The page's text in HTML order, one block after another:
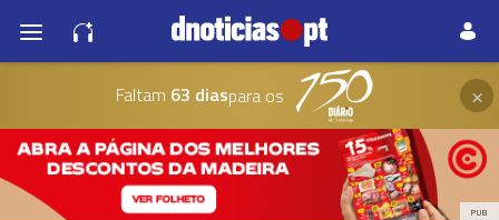
Faltam 63 diaspara os ×
PUB